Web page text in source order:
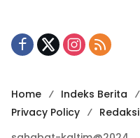
Home Indeks Berita
Privacy Policy
Redaksi